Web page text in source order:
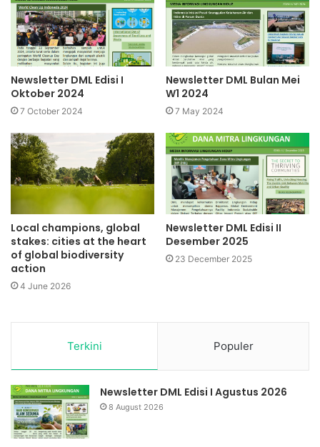
Newsletter DML Edisi I
Oktober 2024
7 October 2024
Newsletter DML Bulan Mei
W1 2024
7 May 2024
Local champions, global
stakes: cities at the heart
of global biodiversity
action
4 June 2026
Newsletter DML Edisi II
Desember 2025
23 December 2025
Terkini Populer
Newsletter DML Edisi I Agustus 2026
8 August 2026